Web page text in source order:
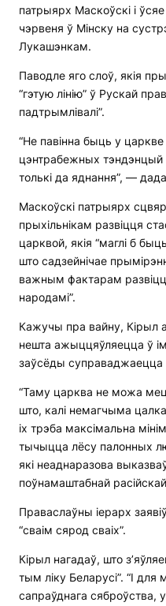
патрыярх Маскоўскі і
чэрвеня ў Мінску на
Лукашэнкам.
Паводле яго слоў, якія
“гэтую лінію” ў Рускай
падтрымлівалі”.
“Не павінна быць у царкве
цэнтрабежных тэндэнцый
толькі да яднання”, —
Маскоўскі патрыярх
прыхільнікам развіцця
царквой, якія “маглі б
што садзейнічае
важным фактарам
народамі”.
Кажучы пра вайну, Кірыл
нешта ажыццяўляецца ў
заўсёды суправаджаецца
“Таму царква не можа
што, калі немагчыма
іх трэба максімальна
тычыцца лёсу палонных
які неаднаразова
поўнамаштабнай
Праваслаўны іерарх
“сваім сярод сваіх”.
Кірыл нагадаў, што
тым ліку Беларусі”. “І
сапраўднага сяброўства,